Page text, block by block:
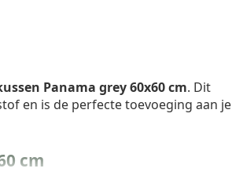
Panama grey 60x60 cm. Dit
en is de perfecte toevoeging aan je
cm